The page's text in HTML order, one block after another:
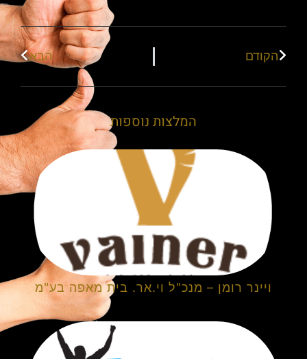
הקודם הבא
המלצות נוספות
ויינר רומן – מנכ"ל וי.אר. בית מאפה בע"מ